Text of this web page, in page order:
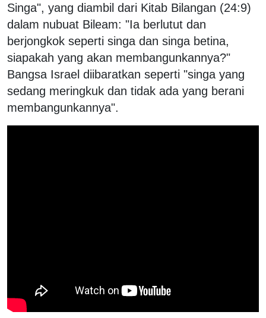
Singa", yang diambil dari Kitab Bilangan (24:9)
dalam nubuat Bileam: "Ia berlutut dan
berjongkok seperti singa dan singa betina,
siapakah yang akan membangunkannya?"
Bangsa Israel diibaratkan seperti "singa yang
sedang meringkuk dan tidak ada yang berani
membangunkannya".